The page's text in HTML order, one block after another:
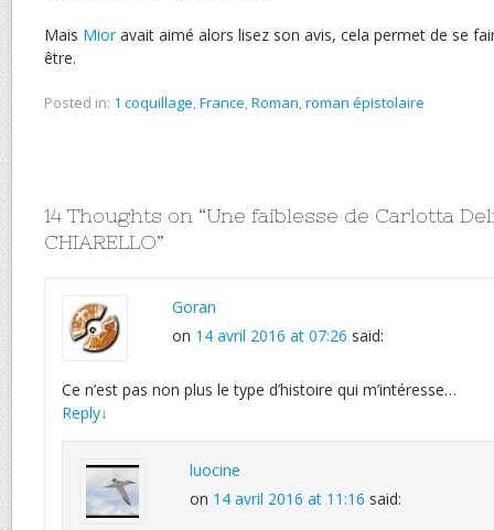
Mais Mioravait aimé alors lisez son avis, cela permet de se
être.
Posted in: 1 coquillage France Roman roman épistolaire
14 Thoughts on “Une faiblesse de Carlotta
CHIARELLO”
Goran
on 14 avril 2016 at 07:26 said:
Ce n’est pas non plus le type d’histoire qui m’intéresse…
Reply↓
luocine
on 14 avril 2016 at 11:16 said: